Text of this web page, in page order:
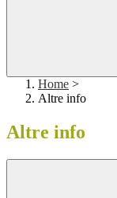
Home >
Altre info
Altre info